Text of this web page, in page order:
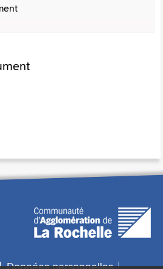
Données personnelles